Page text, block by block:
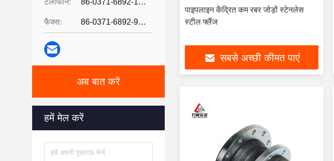
टेलीफोन: 86-0371-6892-1527
फैक्स: 86-0371-6892-9024
अब बात करें
हमें मेल करें
पाइपलाइन केंद्रित कम रबर जोड़ों स्टेनलेस
स्टील फ्लैंज
सबसे अच्छी कीमत पाएं